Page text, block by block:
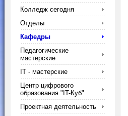
Колледж сегодня
Отделы
Кафедры
Педагогические
мастерские
IT - мастерские
Центр цифрового
образования "IT-Куб"
Проектная деятельность